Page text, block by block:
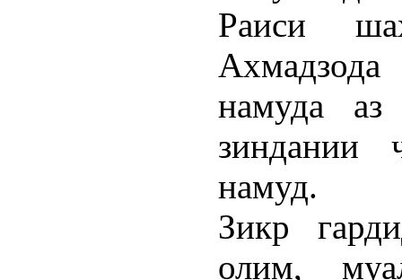
Раиси
намуда аз
зиндании
намуд.
Зикр
олим,